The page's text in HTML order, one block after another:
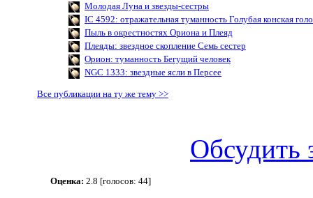
Молодая Луна и звезды-сестры
IC 4592: отражательная туманность Голубая конская
Пыль в окрестностях Ориона и Плеяд
Плеяды: звездное скопление Семь сестер
Орион: туманность Бегущий человек
NGC 1333: звездные ясли в Персее
Все публикации на ту же тему >>
Обсудить
Оценка: 2.8 [голосов: 44]